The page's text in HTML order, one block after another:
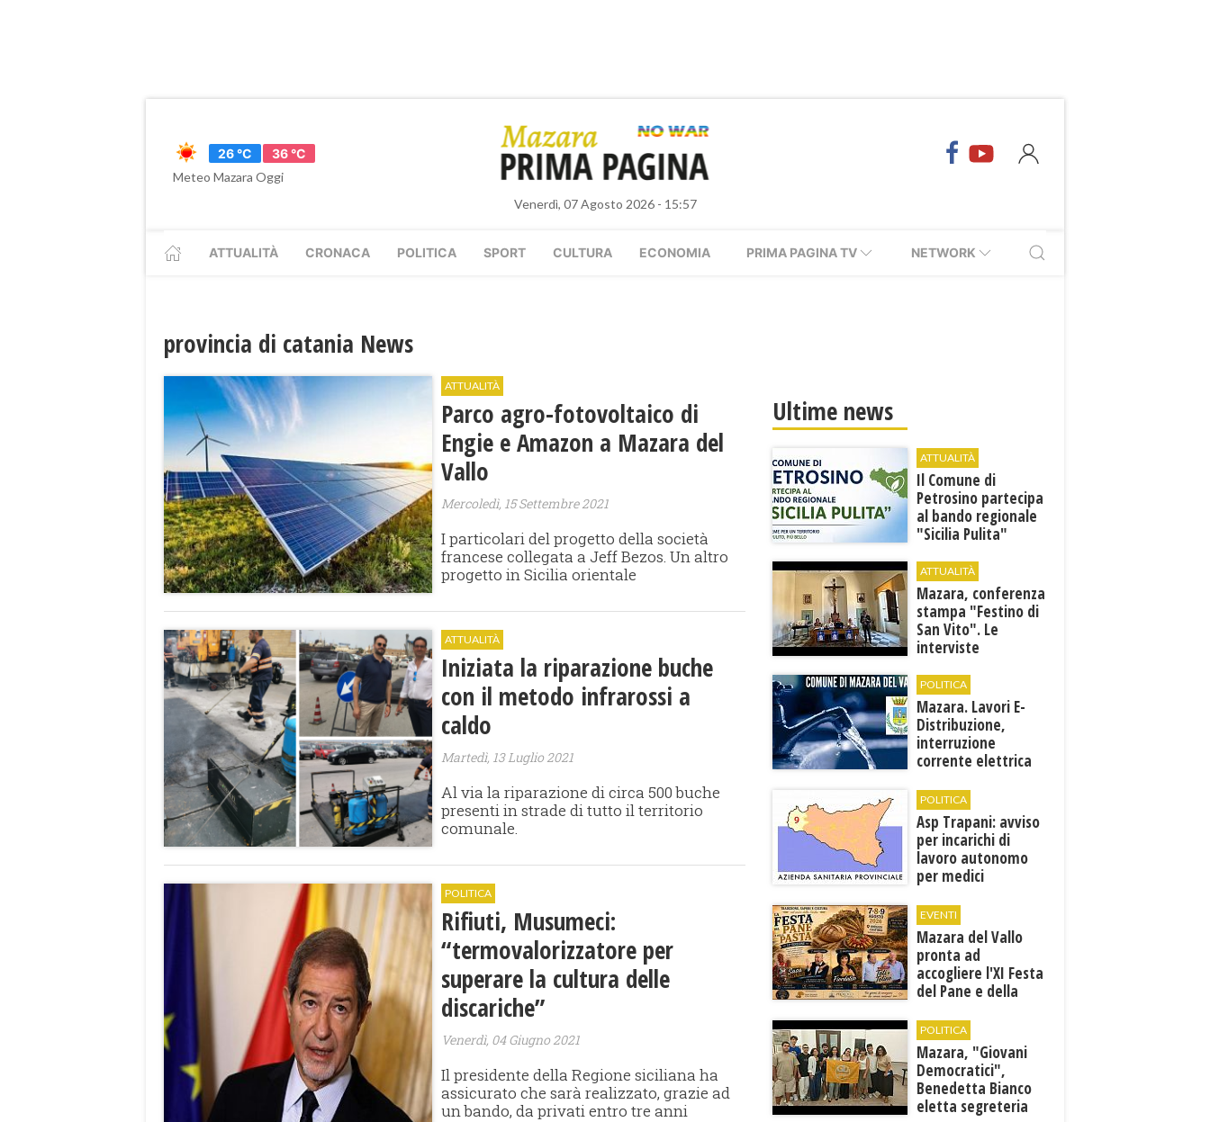
26 °C
36 °C
Meteo Mazara Oggi
Venerdì, 07 Agosto 2026 - 15:57
ATTUALITÀ CRONACA POLITICA SPORT CULTURA ECONOMIA PRIMA PAGINA TV NETWORK
provincia di catania News
ATTUALITÀ
Parco agro-fotovoltaico di
Engie e Amazon a Mazara del
Vallo
Mercoledì, 15 Settembre 2021
I particolari del progetto della società
francese collegata a Jeff Bezos. Un altro
progetto in Sicilia orientale
ATTUALITÀ
Iniziata la riparazione buche
con il metodo infrarossi a
caldo
Martedì, 13 Luglio 2021
Al via la riparazione di circa 500 buche
presenti in strade di tutto il territorio
comunale.
POLITICA
Rifiuti, Musumeci:
“termovalorizzatore per
superare la cultura delle
discariche”
Venerdì, 04 Giugno 2021
Il presidente della Regione siciliana ha
assicurato che sarà realizzato, grazie ad
un bando, da privati entro tre anni
Ultime news
ATTUALITÀ
​Il Comune di
Petrosino partecipa
al bando regionale
"Sicilia Pulita"
ATTUALITÀ
Mazara, conferenza
stampa "Festino di
San Vito". Le
interviste
POLITICA
Mazara. Lavori E-
Distribuzione,
interruzione
corrente elettrica
Miceli
POLITICA
Asp Trapani: avviso
per incarichi di
lavoro autonomo
per medici
discipline
EVENTI
Mazara del Vallo
pronta ad
accogliere l'XI Festa
del Pane e della
POLITICA
Mazara, "Giovani
Democratici",
Benedetta Bianco
eletta segreteria